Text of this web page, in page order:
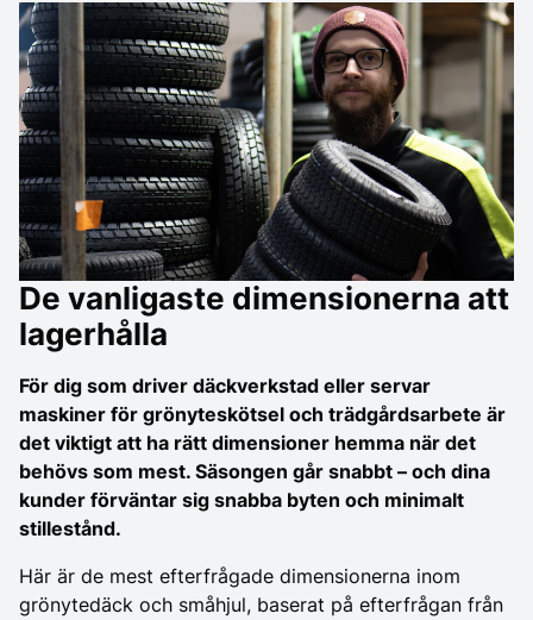
De vanligaste dimensionerna att
lagerhålla
För dig som driver däckverkstad eller servar
maskiner för grönyteskötsel och trädgårdsarbete är
det viktigt att ha rätt dimensioner hemma när det
behövs som mest. Säsongen går snabbt – och dina
kunder förväntar sig snabba byten och minimalt
stillestånd.
Här är de mest efterfrågade dimensionerna inom
grönytedäck och småhjul, baserat på efterfrågan från